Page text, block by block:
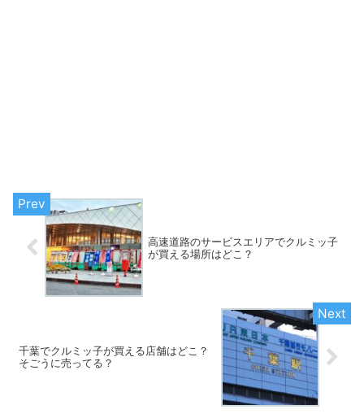
高速道路のサービスエリアでクルミッ子
が買える場所はどこ？
千葉でクルミッ子が買える店舗はどこ？
そごうに売ってる？